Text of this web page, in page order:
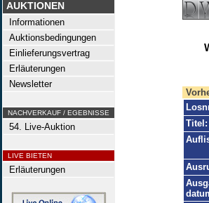
AUKTIONEN
Informationen
Auktionsbedingungen
Einlieferungsvertrag
Erläuterungen
Newsletter
NACHVERKAUF / EGEBNISSE
54. Live-Auktion
LIVE BIETEN
Erläuterungen
Titel: